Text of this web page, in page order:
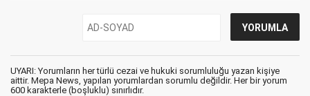
UYARI: Yorumların her türlü cezai ve hukuki sorumluluğu yazan kişiye
aittir. Mepa News, yapılan yorumlardan sorumlu değildir. Her bir yorum
600 karakterle (boşluklu) sınırlıdır.